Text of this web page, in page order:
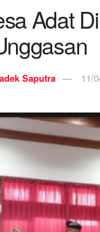
Adat
Saputra 11/